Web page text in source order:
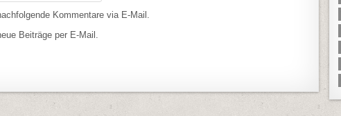
Kommentare via E-Mail.
Beiträge per E-Mail.